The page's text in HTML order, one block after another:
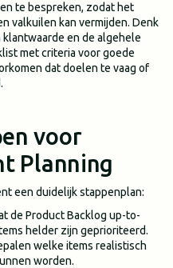
te bespreken, zodat het
valkuilen kan vermijden. Denk
en de algehele
met criteria voor goede
dat doelen te vaag of
voor
Planning
een duidelijk stappenplan:
de Product Backlog up-to-
helder zijn geprioriteerd.
welke items realistisch
worden.